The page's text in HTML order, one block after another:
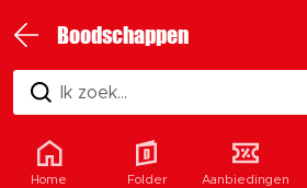
Boodschappen
Ik zoek...
Home Folder Aanbiedingen